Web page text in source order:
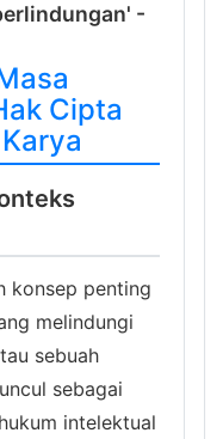
-
Cipta
konsep penting
melindungi
sebuah
sebagai
intelektual